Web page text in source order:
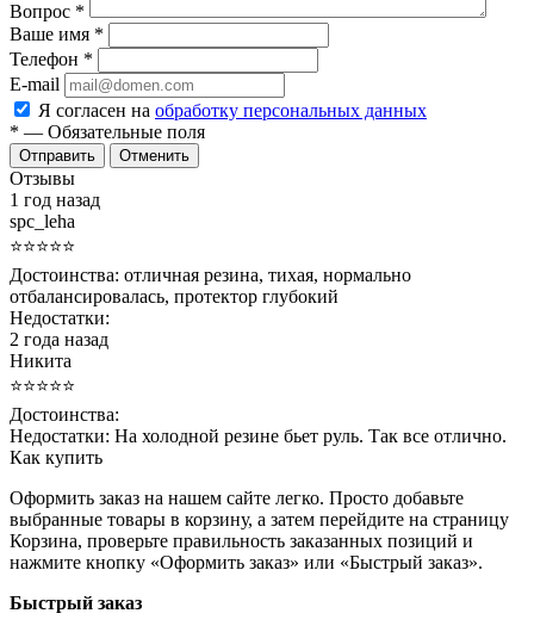
Вопрос *
Ваше имя *
Телефон *
E-mail
Я согласен на обработку персональных данных
* — Обязательные поля
Отменить
Отзывы
1 год назад
spc_leha
⭐⭐⭐⭐⭐
Достоинства: отличная резина, тихая, нормально
отбалансировалась, протектор глубокий
Недостатки:
2 года назад
Никита
⭐⭐⭐⭐⭐
Достоинства:
Недостатки: На холодной резине бьет руль. Так все отлично.
Как купить
Оформить заказ на нашем сайте легко. Просто добавьте
выбранные товары в корзину, а затем перейдите на страницу
Корзина, проверьте правильность заказанных позиций и
нажмите кнопку «Оформить заказ» или «Быстрый заказ».
Быстрый заказ